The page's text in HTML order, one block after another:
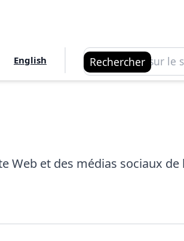
English Rechercher
Rechercher
Web et des médias sociaux de